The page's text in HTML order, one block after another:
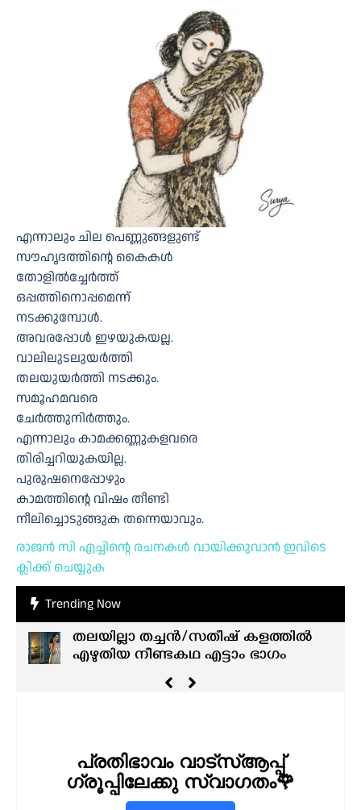
എന്നാലും ചില പെണ്ണുങ്ങളുണ്ട്
സൗഹൃദത്തിന്റെ കൈകള്‍
തോളില്‍ച്ചേര്‍ത്ത്
ഒപ്പത്തിനൊപ്പമെന്ന്
നടക്കുമ്പോള്‍.
അവരപ്പോള്‍ ഇഴയുകയല്ല.
വാലിലുടലുയര്‍ത്തി
തലയുയര്‍ത്തി നടക്കും.
സമൂഹമവരെ
ചേര്‍ത്തുനിര്‍ത്തും.
എന്നാലും കാമക്കണ്ണുകളവരെ
തിരിച്ചറിയുകയില്ല.
പുരുഷനെപ്പോഴും
കാമത്തിന്റെ വിഷം തീണ്ടി
നീലിച്ചൊടുങ്ങുക തന്നെയാവും.
രാജന്‍ സി എച്ചിന്റെ രചനകൾ വായിക്കുവാൻ ഇവിടെ
ക്ലിക്ക് ചെയ്യുക
Trending Now
തലയില്ലാ തച്ചൻ/സതീഷ് കളത്തിൽ
എഴുതിയ നീണ്ടകഥ എട്ടാം ഭാഗം
പ്രതിഭാവം വാട്സ്ആപ്പ്
ഗ്രൂപ്പിലേക്കു സ്വാഗതം🌹